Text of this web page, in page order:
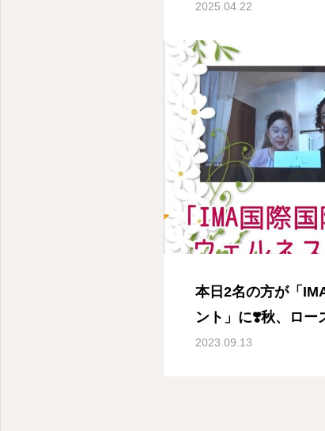
＆天気が良くない
協会
2025.04.22
本日2名の方が「
ント」に❣️秋、ロー
とときを♪薬剤師が
2023.09.13